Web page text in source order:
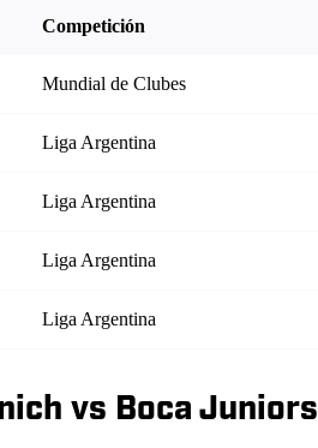
Competición
Mundial de Clubes
Liga Argentina
Liga Argentina
Liga Argentina
Liga Argentina
vs Boca Juniors